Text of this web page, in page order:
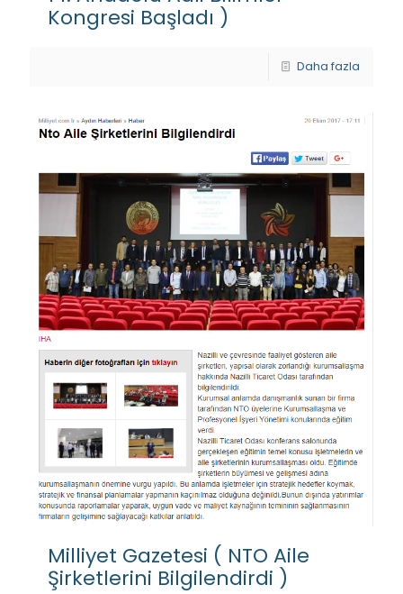
Kongresi Başladı )
Daha fazla
Milliyet Gazetesi ( NTO Aile
Şirketlerini Bilgilendirdi )